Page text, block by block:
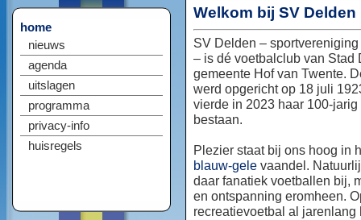
home
nieuws
agenda
uitslagen
programma
privacy-info
huisregels
Welkom bij SV Delden
SV Delden –
– is dé voetbalclub van Stad
gemeente Hof van Twente.
werd opgericht op 18 juli
vierde in 2023 haar 100-jarig
bestaan.
Plezier staat bij ons hoog in
blauw-gele vaandel.
daar fanatiek voetballen bij,
en ontspanning eromheen.
recreatievoetbal al jarenlang